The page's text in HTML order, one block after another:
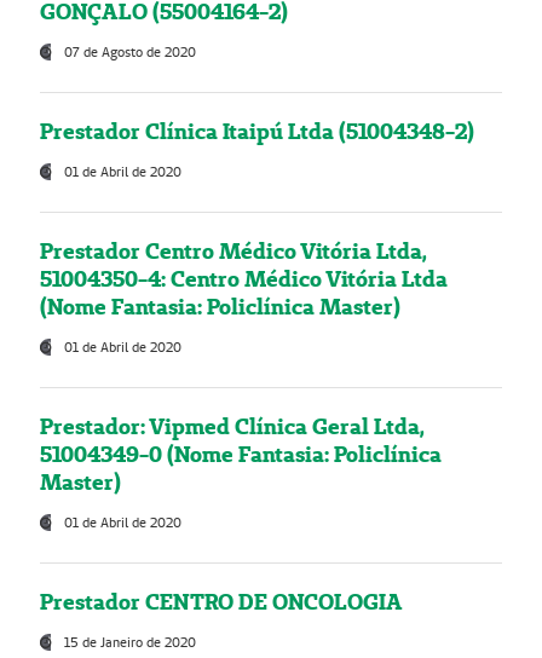
GONÇALO (55004164-2)
07 de Agosto de 2020
Prestador Clínica Itaipú Ltda (51004348-2)
01 de Abril de 2020
Prestador Centro Médico Vitória Ltda,
51004350-4: Centro Médico Vitória Ltda
(Nome Fantasia: Policlínica Master)
01 de Abril de 2020
Prestador: Vipmed Clínica Geral Ltda,
51004349-0 (Nome Fantasia: Policlínica
Master)
01 de Abril de 2020
Prestador CENTRO DE ONCOLOGIA
15 de Janeiro de 2020